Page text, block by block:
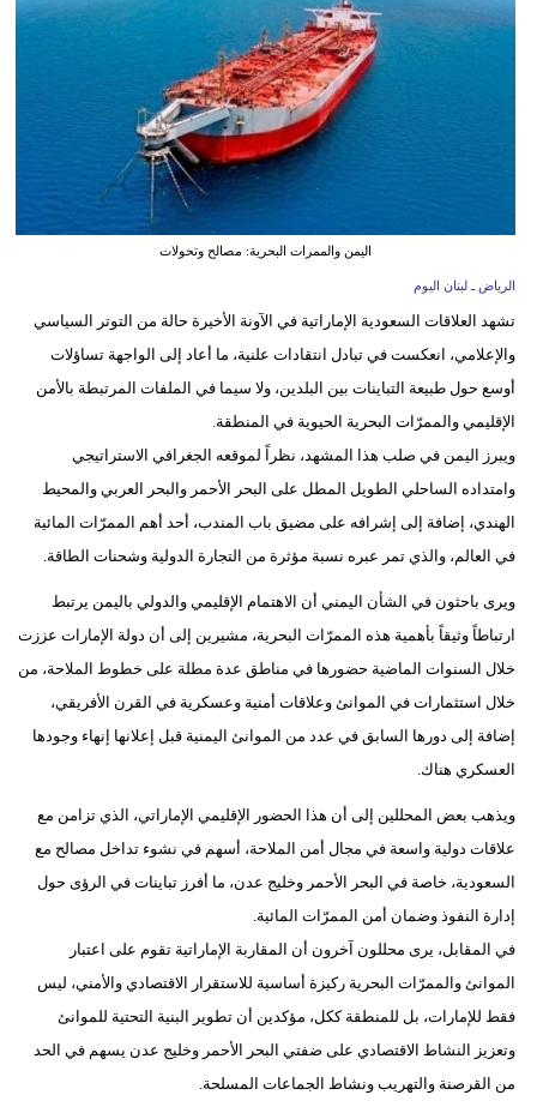
وسفر
تعليم
أزياء
إسلامية
وتكنولوجيا
بيئة
مدوَّنات
أبراج
سيارات
اليمن والممرات البحرية: مصالح وتحولات
الرياض ـ لبنان اليوم
تشهد العلاقات السعودية الإماراتية في الآونة الأخيرة حالة من التوتر السياسي
والإعلامي، انعكست في تبادل انتقادات علنية، ما أعاد إلى الواجهة تساؤلات
أوسع حول طبيعة التباينات بين البلدين، ولا سيما في الملفات المرتبطة بالأمن
الإقليمي والممرّات البحرية الحيوية في المنطقة.
ويبرز اليمن في صلب هذا المشهد، نظراً لموقعه الجغرافي الاستراتيجي
وامتداده الساحلي الطويل المطل على البحر الأحمر والبحر العربي والمحيط
الهندي، إضافة إلى إشرافه على مضيق باب المندب، أحد أهم الممرّات المائية
في العالم، والذي تمر عبره نسبة مؤثرة من التجارة الدولية وشحنات الطاقة.
ويرى باحثون في الشأن اليمني أن الاهتمام الإقليمي والدولي باليمن يرتبط
ارتباطاً وثيقاً بأهمية هذه الممرّات البحرية، مشيرين إلى أن دولة الإمارات عززت
خلال السنوات الماضية حضورها في مناطق عدة مطلة على خطوط الملاحة، من
خلال استثمارات في الموانئ وعلاقات أمنية وعسكرية في القرن الأفريقي،
إضافة إلى دورها السابق في عدد من الموانئ اليمنية قبل إعلانها إنهاء وجودها
العسكري هناك.
ويذهب بعض المحللين إلى أن هذا الحضور الإقليمي الإماراتي، الذي تزامن مع
علاقات دولية واسعة في مجال أمن الملاحة، أسهم في نشوء تداخل مصالح مع
السعودية، خاصة في البحر الأحمر وخليج عدن، ما أفرز تباينات في الرؤى حول
إدارة النفوذ وضمان أمن الممرّات المائية.
في المقابل، يرى محللون آخرون أن المقاربة الإماراتية تقوم على اعتبار
الموانئ والممرّات البحرية ركيزة أساسية للاستقرار الاقتصادي والأمني، ليس
فقط للإمارات، بل للمنطقة ككل، مؤكدين أن تطوير البنية التحتية للموانئ
وتعزيز النشاط الاقتصادي على ضفتي البحر الأحمر وخليج عدن يسهم في الحد
من القرصنة والتهريب ونشاط الجماعات المسلحة.